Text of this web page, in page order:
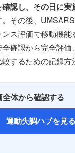
認し、その日に
。その後、
ス評価で移動機
確認から完全評価
するための記録方
体から確認する
運動失調ハブを見る